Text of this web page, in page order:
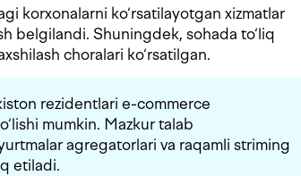
korxonalarni ko‘rsatilayotgan xizmatlar
belgilandi. Shuningdek, sohada to‘liq
choralari ko‘rsatilgan.
rezidentlari e-commerce
mumkin. Mazkur talab
agregatorlari va raqamli striming
etiladi.